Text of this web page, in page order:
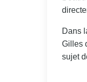
Dans
Gilles
sujet